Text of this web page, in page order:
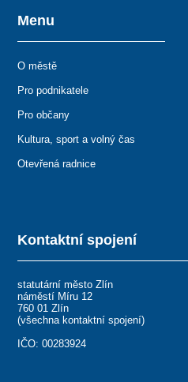
Kontaktní spojení
statutární město Zlín
náměstí Míru 12
760 01 Zlín
(všechna kontaktní spojení)
IČO: 00283924
Menu
O městě
Pro podnikatele
Pro občany
Kultura, sport a volný čas
Otevřená radnice